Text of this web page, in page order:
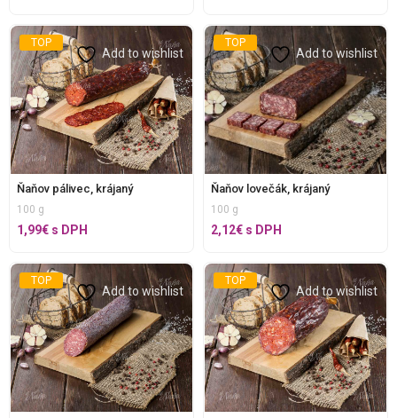
TOP
Add to wishlist
Ňaňov pálivec, krájaný
100 g
1,99€ s DPH
TOP
Add to wishlist
Ňaňov lovečák, krájaný
100 g
2,12€ s DPH
TOP
Add to wishlist
TOP
Add to wishlist